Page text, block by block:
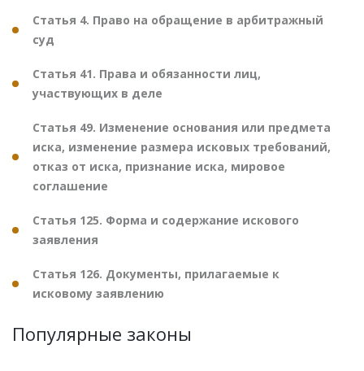
Статья 4. Право на обращение в арбитражный
суд
Статья 41. Права и обязанности лиц,
участвующих в деле
Статья 49. Изменение основания или предмета
иска, изменение размера исковых требований,
отказ от иска, признание иска, мировое
соглашение
Статья 125. Форма и содержание искового
заявления
Статья 126. Документы, прилагаемые к
исковому заявлению
Популярные законы